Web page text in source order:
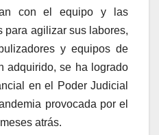
con el equipo y las
para agilizar sus labores,
y equipos de
adquirido, se ha logrado
en el Poder Judicial
provocada por el
atrás.